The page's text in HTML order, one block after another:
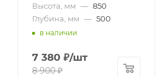
Высота, мм — 850
Глубина, мм — 500
в наличии
7 380 ₽/шт
8 900₽